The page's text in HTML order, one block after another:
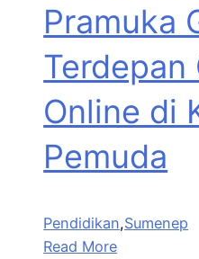
Pramuka
Terdepan
Online di
Pemuda
Pendidikan,Sumenep
Read More